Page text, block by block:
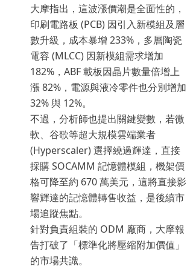
大摩指出，這波漲價潮是全面性的，
印刷電路板 (PCB) 因引入新模組及層
數升級，成本暴增 233%，多層陶瓷
電容 (MLCC) 因新模組需求增加
182%，ABF 載板因晶片數量倍增上
漲 82%，電源與液冷零件也分別增加
32% 與 12%。
不過，分析師也提出關鍵變數，若微
軟、谷歌等超大規模雲端業者
(Hyperscaler) 選擇繞過輝達，直接
採購 SOCAMM 記憶體模組，機架價
格可降至約 670 萬美元，這將直接影
響輝達的記憶體轉售收益，是後續市
場追蹤焦點。
針對負責組裝的 ODM 廠商，大摩報
告打破了「標準化將壓縮附加價值」
的市場共識。